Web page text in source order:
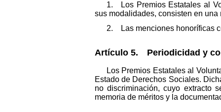
1. Los Premios Estatales al
sus modalidades, consisten en
2. Las menciones honoríficas
Artículo 5. Periodicidad y
Los Premios Estatales al
Estado de Derechos Sociales.
no discriminación, cuyo extracto
memoria de méritos y la